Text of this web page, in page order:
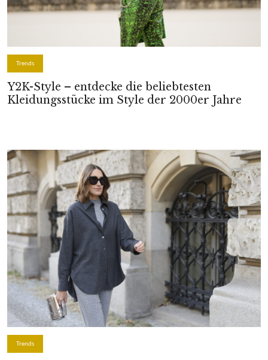
Trends
Y2K-Style – entdecke die beliebtesten
Kleidungsstücke im Style der 2000er Jahre
Trends